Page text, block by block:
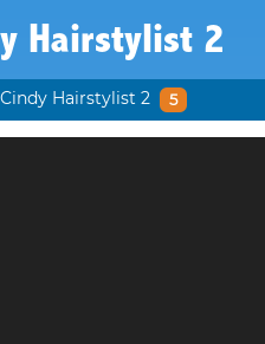
Hairstylist 2
Cindy Hairstylist 2 5